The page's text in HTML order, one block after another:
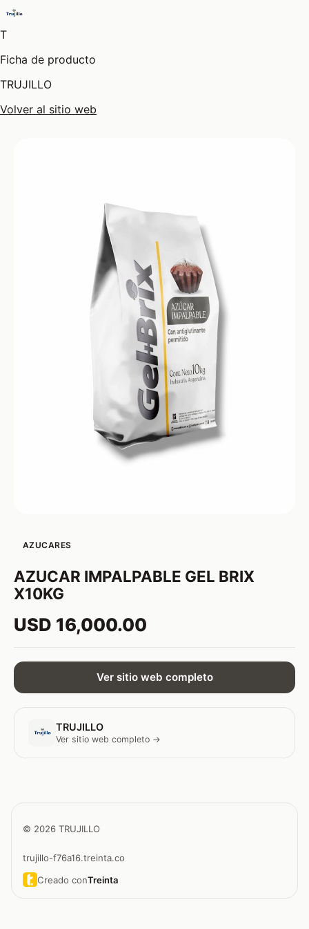
T
Ficha de producto
TRUJILLO
Volver al sitio web
AZUCARES
AZUCAR IMPALPABLE GEL BRIX
X10KG
USD 16,000.00
Ver sitio web completo
TRUJILLO
Ver sitio web completo →
© 2026 TRUJILLO
trujillo-f76a16.treinta.co
Creado conTreinta